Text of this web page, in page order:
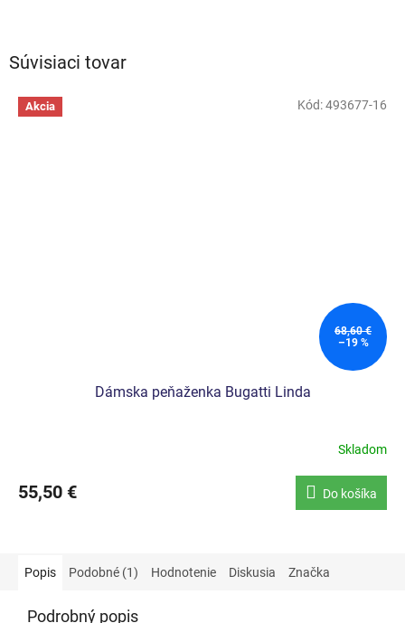
Súvisiaci tovar
Akcia
68,60 €
–19 %
Dámska peňaženka Bugatti Linda
Skladom
55,50 € Do košíka
Kód:493677-16
Popis Podobné (1) Hodnotenie Diskusia Značka
Podrobný popis